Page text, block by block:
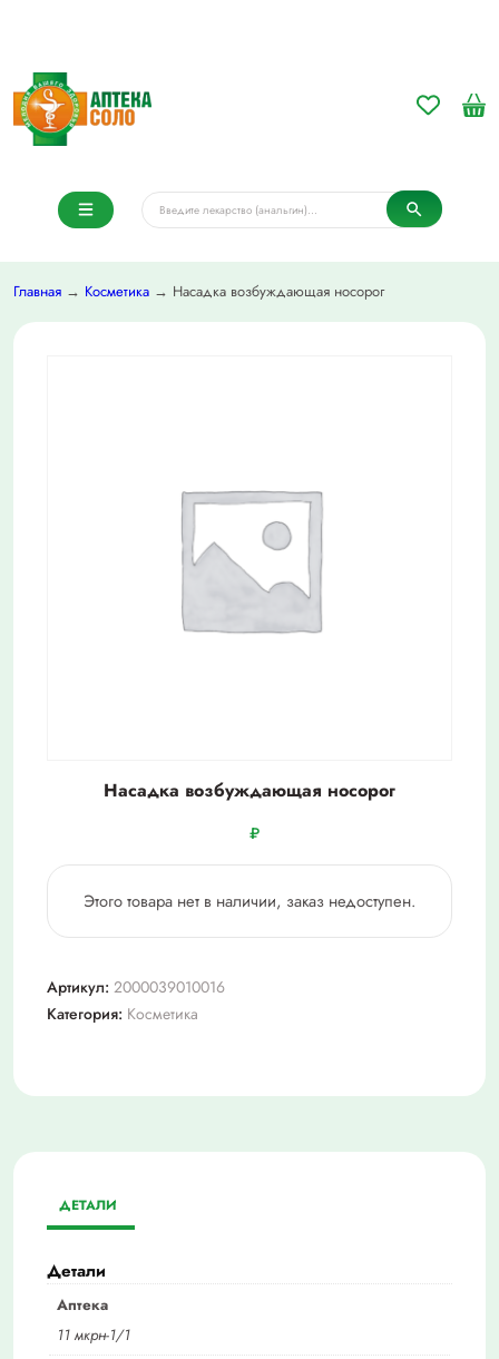
Главная → Косметика → Насадка возбуждающая носорог
Насадка возбуждающая носорог
₽
Этого товара нет в наличии, заказ недоступен.
Артикул: 2000039010016
Категория: Косметика
ДЕТАЛИ
Детали
Аптека
11 мкрн-1/1